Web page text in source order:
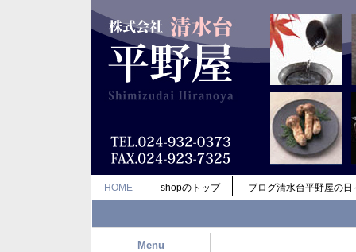
HOME shopのトップ ブログ清水台平野屋の日
Menu